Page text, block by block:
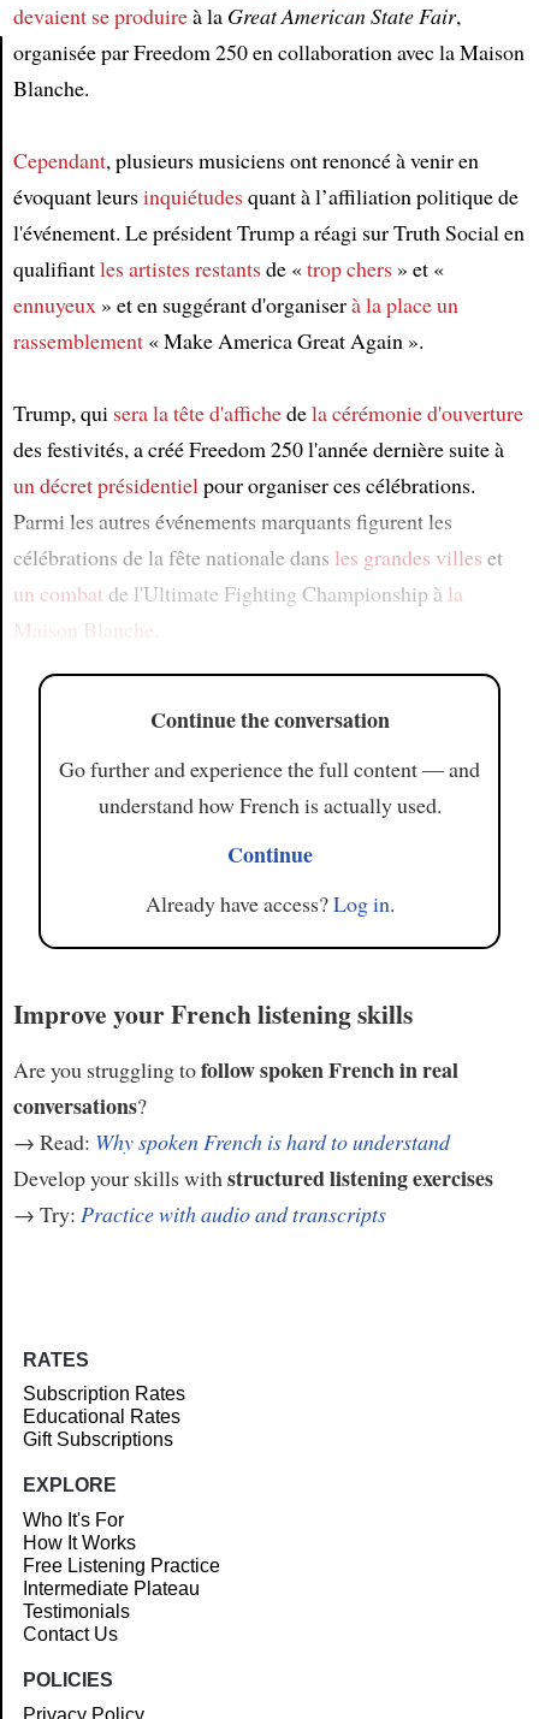
devaient se produireà la Great American State Fair,
organisée par Freedom 250 en collaboration avec la Maison
Blanche.
Cependant, plusieurs musiciens ont renoncé à venir en
évoquant leursinquiétudesquant à l’affiliation politique de
l'événement. Le président Trump a réagi sur Truth Social en
qualifiantles artistes restantsde «trop chers» et «
ennuyeux» et en suggérant d'organiserà la placeun
rassemblement« Make America Great Again ».
Trump, qui sera la tête d'affichedela cérémonie d'ouverture
des festivités, a créé Freedom 250 l'année dernière suite à
un décret présidentielpour organiser ces célébrations.
Parmi les autres événements marquants figurent les
célébrations de la fête nationale dans les grandes villes et
un combat de l'Ultimate Fighting Championship à la
Maison Blanche
Continue the conversation
Go further and experience the full content — and
understand how French is actually used.
Continue
Already have access?Log in.
Improve your French listening skills
Are you struggling tofollow spoken French in real
conversations?
→ Read: Why spoken French is hard to understand
Develop your skills withstructured listening exercises
→ Try: Practice with audio and transcripts
RATES
Subscription Rates
Educational Rates
Gift Subscriptions
EXPLORE
Who It's For
How It Works
Free Listening Practice
Intermediate Plateau
Testimonials
Contact Us
POLICIES
Privacy Policy